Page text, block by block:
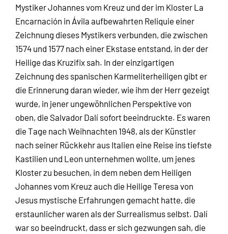
Mystiker Johannes vom Kreuz und der im Kloster La
Encarnación in Ávila aufbewahrten Reliquie einer
Zeichnung dieses Mystikers verbunden, die zwischen
1574 und 1577 nach einer Ekstase entstand, in der der
Heilige das Kruzifix sah. In der einzigartigen
Zeichnung des spanischen Karmeliterheiligen gibt er
die Erinnerung daran wieder, wie ihm der Herr gezeigt
wurde, in jener ungewöhnlichen Perspektive von
oben, die Salvador Dalí sofort beeindruckte. Es waren
die Tage nach Weihnachten 1948, als der Künstler
nach seiner Rückkehr aus Italien eine Reise ins tiefste
Kastilien und Leon unternehmen wollte, um jenes
Kloster zu besuchen, in dem neben dem Heiligen
Johannes vom Kreuz auch die Heilige Teresa von
Jesus mystische Erfahrungen gemacht hatte, die
erstaunlicher waren als der Surrealismus selbst. Dalí
war so beeindruckt, dass er sich gezwungen sah, die